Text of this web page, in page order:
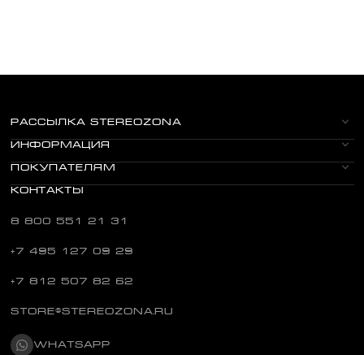
РАССЫЛКА STEREOZONA
ИНФОРМАЦИЯ
ПОКУПАТЕЛЯМ
КОНТАКТЫ
8 800 551 21 31
+7 495 127 09 29
+7 812 507 82 62
STORE@STEREOZONA.RU
WHATSAPP